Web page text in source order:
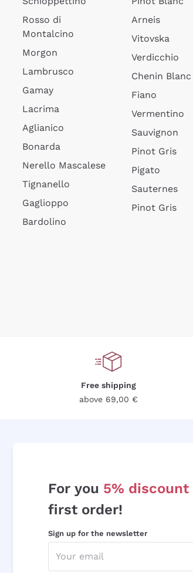
Rosso di
Montalcino
Morgon
Lambrusco
Gamay
Lacrima
Aglianico
Bonarda
Nerello Mascalese
Tignanello
Gaglioppo
Bardolino
Arneis
Vitovska
Verdicchio
Chenin Blanc
Fiano
Vermentino
Sauvignon
Pinot Gris
Pigato
Sauternes
Pinot Gris
Free shipping
above 69,00 €
For you 5% discount
first order!
Sign up for the newsletter